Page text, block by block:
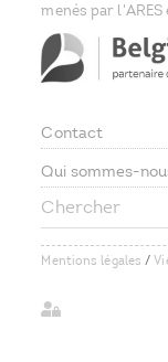
menés par
Contact
Qui sommes-
Chercher
Mentions légales /
User